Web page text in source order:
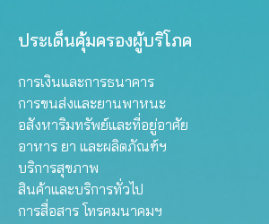
ประเด็นคุ้มครองผู้บริโภค
การเงินและการธนาคาร
การขนส่งและยานพาหนะ
อสังหาริมทรัพย์และที่อยู่อาศัย
อาหาร ยา และผลิตภัณฑ์ฯ
บริการสุขภาพ
สินค้าและบริการทั่วไป
การสื่อสาร โทรคมนาคมฯ